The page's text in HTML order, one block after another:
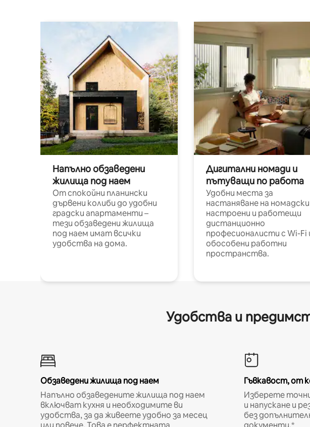
Напълно обзаведени
жилища под наем
От спокойни планински
дървени колиби до удобни
градски апартаменти –
тези обзаведени жилища
под наем имат всички
удобства на дома.
Дигитални номади и
пътуващи по работа
Удобни места за
настаняване на номадски
настроени и работещи
дистанционно
професионалисти с Wi-Fi
обособени работни
пространства.
Удобства и
Обзаведени жилища под наем
Напълно обзаведените жилища под наем
включват кухня и необходимите ви
удобства, за да живеете удобно за месец
Гъвкавост, от
Изберете
и напускане и
без